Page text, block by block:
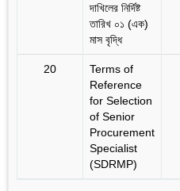
দাখিলের নির্দিষ্ট
তারিখ ০১ (এক)
মাস বৃদ্ধি
20
Terms of
Reference
for Selection
of Senior
Procurement
Specialist
(SDRMP)